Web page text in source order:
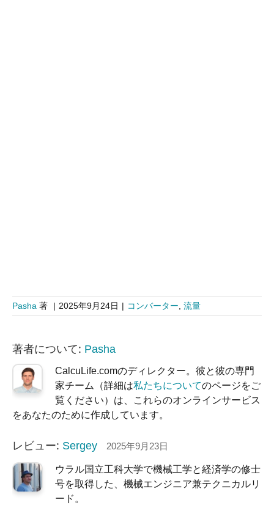
Pasha 著 | 2025年9月24日 | コンバーター 流量
著者について: Pasha
CalcuLife.comのディレクター。彼と彼の専門
家チーム（詳細は私たちについてのページをご
覧ください）は、これらのオンラインサービス
をあなたのために作成しています。
レビュー: Sergey 2025年9月23日
ウラル国立工科大学で機械工学と経済学の修士
号を取得した、機械エンジニア兼テクニカルリ
ード。